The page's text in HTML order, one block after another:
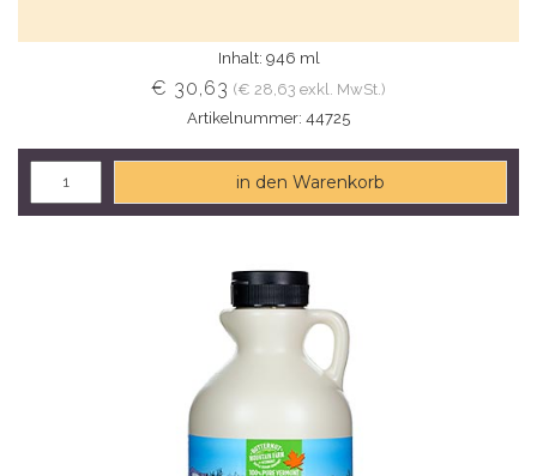
Inhalt: 946 ml
€ 30,63 (€ 28,63 exkl. MwSt.)
Artikelnummer: 44725
in den Warenkorb